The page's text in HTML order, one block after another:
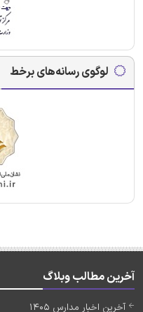
لوگوی رسانه‌های برخط
آخرین مطالب وبلاگ
آخرین اخبار مدارس 1405